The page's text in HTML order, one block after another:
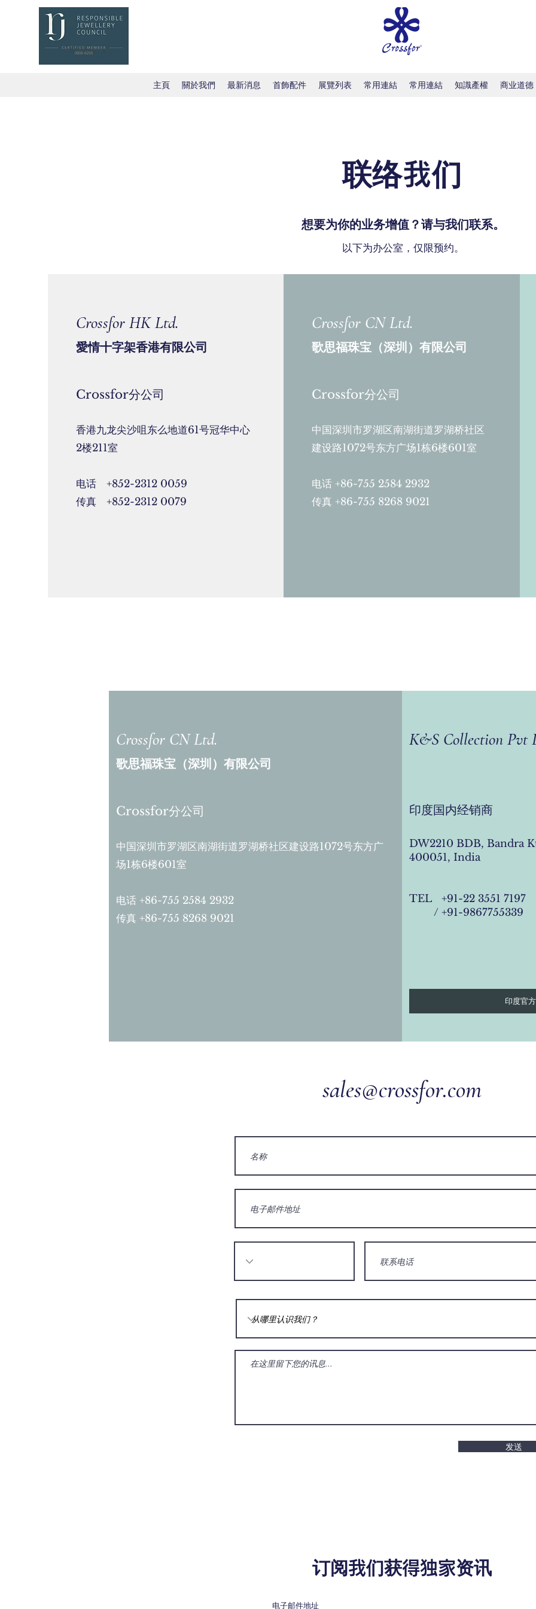
主頁 關於我們 最新消息 首飾配件 展覽列表 常用連結 常用連結 知識產權 商业道德
联络我们
想要为你的业务增值？请与我们联系。
以下为办公室，仅限预约。
Crossfor HK Ltd.
​愛情十字架香港有限公司
Crossfor分公司
香港九龙尖沙咀东么地道61号冠华中心
2楼211室
电话 +852-2312 0059
传真 +852-2312 0079
Crossfor CN Ltd.
歌思福珠宝（深圳）有限公司
Crossfor分公司
中国深圳市罗湖区南湖街道罗湖桥社区
建设路1072号东方广场1栋6楼601室
电话 +86-755 2584 2932
传真 +86-755 8268 9021
Crossfor CN Ltd.
歌思福珠宝（深圳）有限公司
Crossfor分公司
中国深圳市罗湖区南湖街道罗湖桥社区建设路1072号东方广
场1栋6楼601室
电话 +86-755 2584 2932
传真 +86-755 8268 9021
K&S Collection Pvt
印度国内经销商
DW2210 BDB, Bandra
400051, India
TEL +91-22 3551 7197
/ +91-9867755339
印度官
sales@crossfor.com
发送
订阅我们获得独家资讯